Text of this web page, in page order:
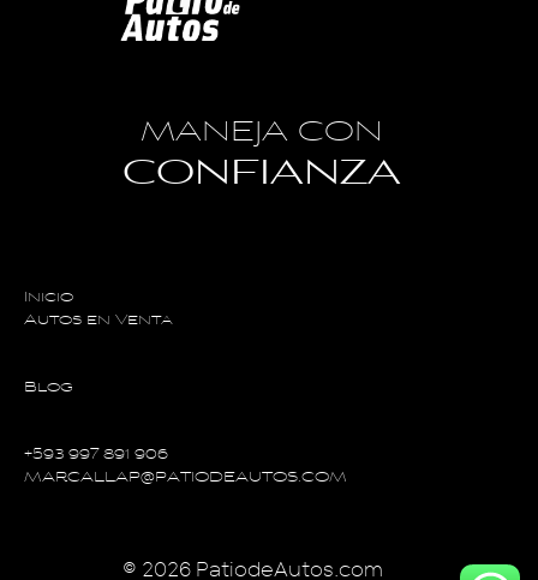
MANEJA CON
CONFIANZA
Inicio
Autos en Venta
Blog
+593 997 891 906
MARCALLAP@PATIODEAUTOS.COM
© 2026 PatiodeAutos.com